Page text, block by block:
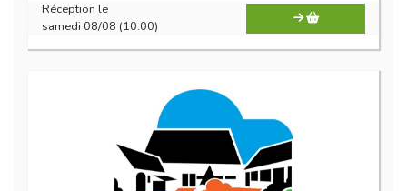
Réception le
samedi 08/08 (10:00)